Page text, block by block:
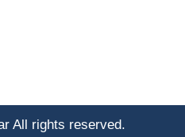
All rights reserved.